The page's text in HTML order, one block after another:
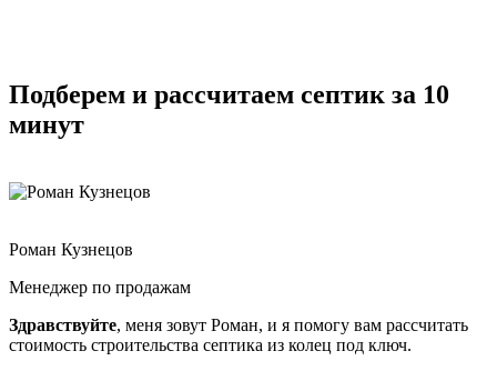
Подберем и рассчитаем септик за 10
минут
Роман Кузнецов
Менеджер по продажам
Здравствуйте, меня зовут Роман, и я помогу вам рассчитать
стоимость строительства септика из колец под ключ.